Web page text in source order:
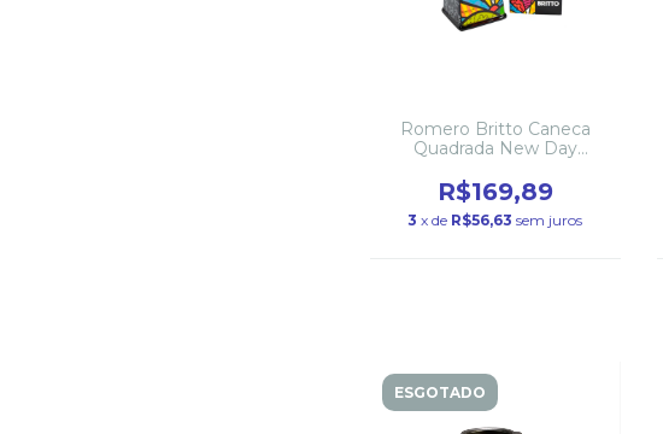
Romero Britto Caneca
Quadrada New Day
R$169,89
3 x de R$56,63 sem juros
ESGOTADO